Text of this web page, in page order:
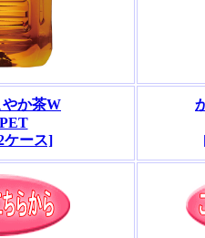
か茶W
ケース]